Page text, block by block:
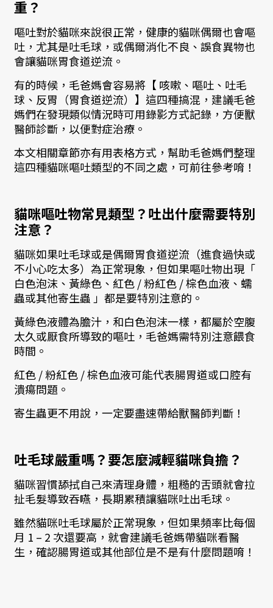
重？
嘔吐對於貓咪來說很正常，健康的貓咪偶爾也會嘔
吐，尤其是吐毛球，或偶爾消化不良、誤食異物也
會讓貓咪胃食道逆流。
有的時候，毛爸媽會容易將【 咳嗽、嘔吐、吐毛
球、反胃（胃食道逆流）】這四種搞混，建議毛爸
媽們在發現類似情況時可用錄影方式記錄，方便獸
醫師診斷，以便對症治療。
本文相關章節亦有用表格方式，幫助毛爸媽們整理
這四種貓咪嘔吐類型的不同之處，可前往參考唷！
貓咪嘔吐物常見類型？吐出什麼需要特別
注意？
貓咪如果吐毛球或是偶爾胃食道逆流（進食過快或
不小心吃太多）為正常現象，但如果嘔吐物出現「
白色泡沫、黃綠色、紅色 / 粉紅色 / 棕色血液、蠕
蟲或其他寄生蟲 」都是要特別注意的。
黃綠色液體為膽汁，和白色泡沫一樣，都屬於空腹
太久或厭食所導致的嘔吐，毛爸媽需特別注意餵食
時間。
紅色 / 粉紅色 / 棕色血液可能代表腸胃道或口腔有
潰瘍問題。
寄生蟲更不用說，一定要盡速帶給獸醫師判斷！
吐毛球嚴重嗎？要怎麼減輕貓咪負擔？
貓咪習慣舔拭自己來清理身體，粗糙的舌頭就會拉
扯毛髮導致吞嚥，長期累積讓貓咪吐出毛球。
雖然貓咪吐毛球屬於正常現象，但如果頻率比每個
月 1 – 2 次還要高，就會建議毛爸媽帶貓咪看醫
生，確認腸胃道或其他部位是不是有什麼問題唷！